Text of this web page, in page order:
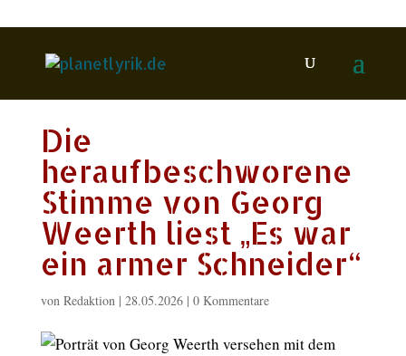
Die
heraufbeschworene
Stimme von Georg
Weerth liest „Es war
ein armer Schneider“
von Redaktion| 28.05.2026| 0 Kommentare